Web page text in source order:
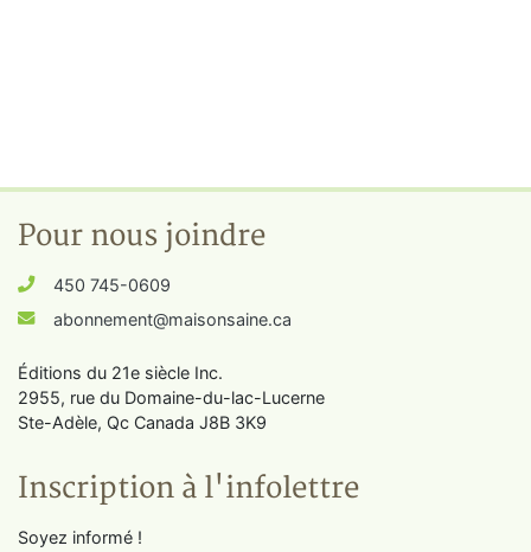
Pour nous joindre
450 745-0609
abonnement@maisonsaine.ca
Éditions du 21e siècle Inc.
2955, rue du Domaine-du-lac-Lucerne
Ste-Adèle, Qc Canada J8B 3K9
Inscription à l'infolettre
Soyez informé !